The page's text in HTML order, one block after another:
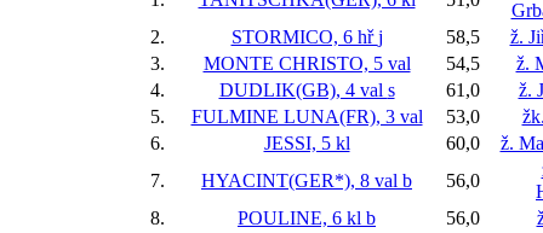
2.
STORMICO, 6 hřj 58,5
ž.
3.
MONTE CHRISTO, 5 val 54,5
ž.
4.
DUDLIK(GB), 4 val s 61,0
ž.
5.
FULMINE LUNA(FR), 3 val 53,0
6.
JESSI, 5 kl 60,0
ž.
7.
HYACINT(GER*), 8 val b 56,0
8.
POULINE, 6 kl b 56,0